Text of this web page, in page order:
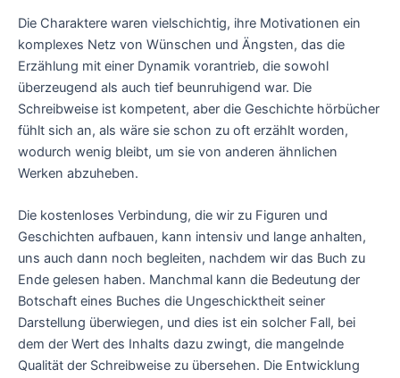
Die Charaktere waren vielschichtig, ihre Motivationen ein
komplexes Netz von Wünschen und Ängsten, das die
Erzählung mit einer Dynamik vorantrieb, die sowohl
überzeugend als auch tief beunruhigend war. Die
Schreibweise ist kompetent, aber die Geschichte hörbücher
fühlt sich an, als wäre sie schon zu oft erzählt worden,
wodurch wenig bleibt, um sie von anderen ähnlichen
Werken abzuheben.
Die kostenloses Verbindung, die wir zu Figuren und
Geschichten aufbauen, kann intensiv und lange anhalten,
uns auch dann noch begleiten, nachdem wir das Buch zu
Ende gelesen haben. Manchmal kann die Bedeutung der
Botschaft eines Buches die Ungeschicktheit seiner
Darstellung überwiegen, und dies ist ein solcher Fall, bei
dem der Wert des Inhalts dazu zwingt, die mangelnde
Qualität der Schreibweise zu übersehen. Die Entwicklung